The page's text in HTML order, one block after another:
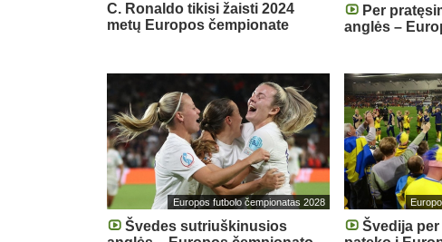
C. Ronaldo tikisi žaisti 2024
metų Europos čempionate
Per
anglės –
Europos futbolo čempionatas 2028
Švedes sutriuškinusios
Švedija